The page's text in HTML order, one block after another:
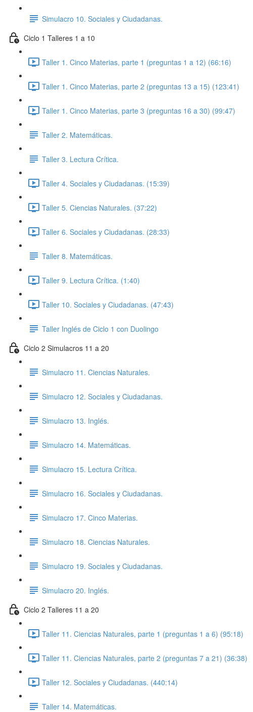
Simulacro 10. Sociales y Ciudadanas.
Ciclo 1 Talleres 1 a 10
Taller 1. Cinco Materias, parte 1 (preguntas 1 a 12) (66:16)
Taller 1. Cinco Materias, parte 2 (preguntas 13 a 15) (123:41)
Taller 1. Cinco Materias, parte 3 (preguntas 16 a 30) (99:47)
Taller 2. Matemáticas.
Taller 3. Lectura Crítica.
Taller 4. Sociales y Ciudadanas. (15:39)
Taller 5. Ciencias Naturales. (37:22)
Taller 6. Sociales y Ciudadanas. (28:33)
Taller 8. Matemáticas.
Taller 9. Lectura Crítica. (1:40)
Taller 10. Sociales y Ciudadanas. (47:43)
Taller Inglés de Ciclo 1 con Duolingo
Ciclo 2 Simulacros 11 a 20
Simulacro 11. Ciencias Naturales.
Simulacro 12. Sociales y Ciudadanas.
Simulacro 13. Inglés.
Simulacro 14. Matemáticas.
Simulacro 15. Lectura Crítica.
Simulacro 16. Sociales y Ciudadanas.
Simulacro 17. Cinco Materias.
Simulacro 18. Ciencias Naturales.
Simulacro 19. Sociales y Ciudadanas.
Simulacro 20. Inglés.
Ciclo 2 Talleres 11 a 20
Taller 11. Ciencias Naturales, parte 1 (preguntas 1 a 6) (95:18)
Taller 11. Ciencias Naturales, parte 2 (preguntas 7 a 21) (36:38)
Taller 12. Sociales y Ciudadanas. (440:14)
Taller 14. Matemáticas.